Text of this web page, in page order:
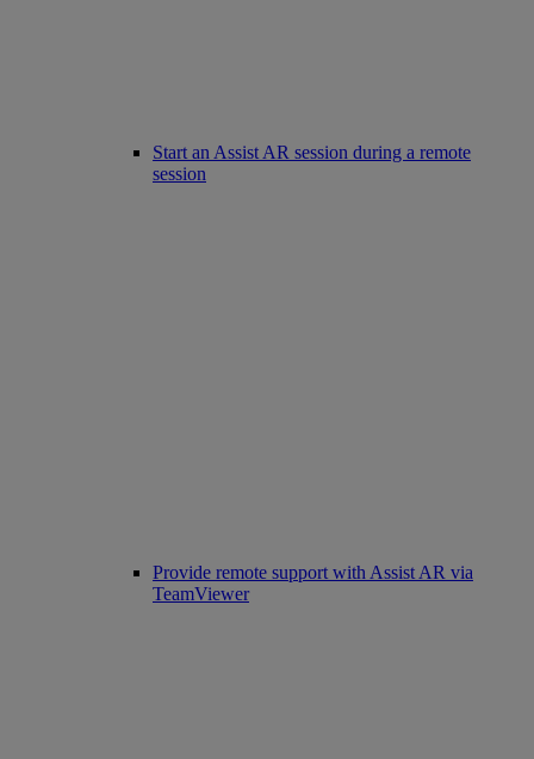
Start an Assist AR session during a remote
session
Provide remote support with Assist AR via
TeamViewer